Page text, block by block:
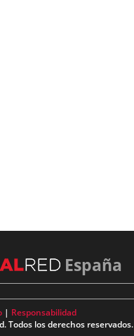
España
| Responsabilidad
Todos los derechos reservados.